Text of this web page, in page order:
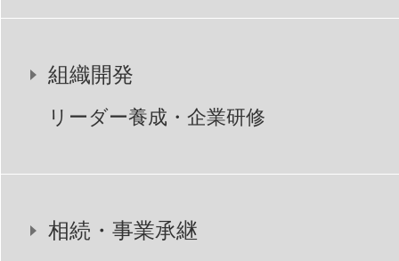
組織開発
リーダー養成・企業研修
相続・事業承継